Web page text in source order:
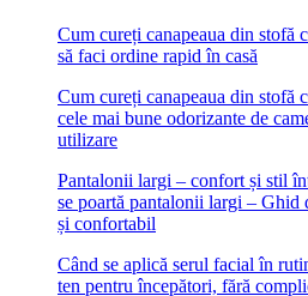
Cum cureți canapeaua din stofă
să faci ordine rapid în casă
Cum cureți canapeaua din stofă
cele mai bune odorizante de
utilizare
Pantalonii largi – confort și stil
se poartă pantalonii largi – Ghid
și confortabil
Când se aplică serul facial în
ten pentru începători, fără